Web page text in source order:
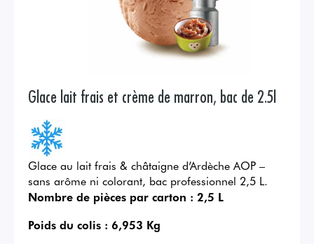
Glace lait frais et crème de marron, bac de 2.5l
Glace au lait frais & châtaigne d’Ardèche AOP –
sans arôme ni colorant, bac professionnel 2,5 L.
Nombre de pièces par carton : 2,5 L
Poids du colis : 6,953 Kg